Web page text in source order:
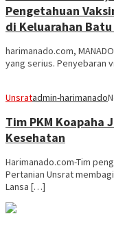
Pengetahuan
di Keluarahan
harimanado.com,
yang serius. Penyebaran
Unsratadmin-harimanado
Tim PKM Koapaha
Kesehatan
Harimanado.com-Tim
Pertanian Unsrat
Lansa […]